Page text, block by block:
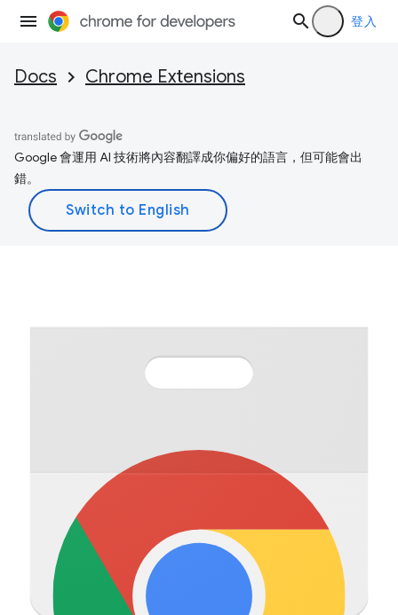
登入
Docs Chrome Extensions
Google 會運用 AI 技術將內容翻譯成你偏好的語言，但可能會出
錯。